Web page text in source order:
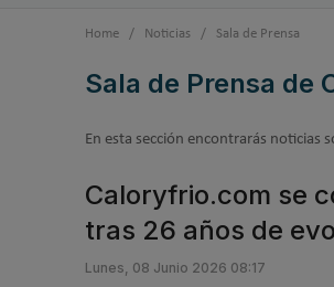
Home / Noticias / Sala de Prensa
Sala de Prensa de
En esta sección encontrarás noticias
Caloryfrio.com se
tras 26 años de
Lunes, 08 Junio 2026 08:17